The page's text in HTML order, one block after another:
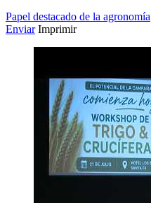
Papel destacado de la agronomía
Enviar Imprimir